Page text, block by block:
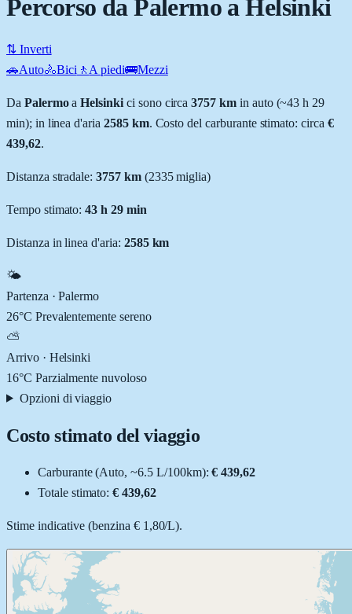
Percorso da Palermo a Helsinki
⇅ Inverti
🚗Auto🚴Bici 🚶 A piedi🚌Mezzi
Da PalermoaHelsinki ci sono circa 3757 kmin auto (~43 h 29
min); in linea d'aria 2585km. Costo del carburante stimato: circa €
439,62.
Distanza stradale:3757km (2335miglia)
Tempo stimato:43 h 29 min
Distanza in linea d'aria: 2585km
🌤️
Partenza ·Palermo
26°C Prevalentemente sereno
⛅
Arrivo · Helsinki
16°C Parzialmente nuvoloso
Opzioni di viaggio
Costo stimato del viaggio
Carburante (Auto, ~6.5 L/100km): € 439,62
Totale stimato:€ 439,62
Stime indicative (benzina € 1,80/L).